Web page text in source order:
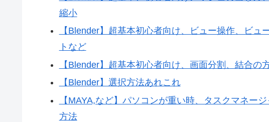
縮小
【Blender】超基本初心者向け、ビュー操作、ビ
トなど
【Blender】超基本初心者向け、画面分割、結合の
【Blender】選択方法あれこれ
【MAYA,など】パソコンが重い時、タスクマネー
方法